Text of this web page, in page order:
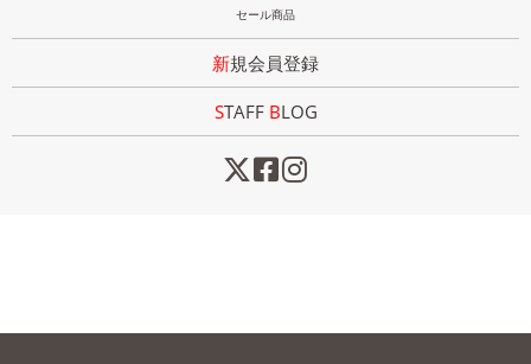
セール商品
新規会員登録
STAFF BLOG